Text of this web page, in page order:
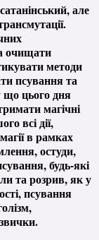
але
очищати
методи
псування та
що цього дня
магічні
всі дії,
в рамках
остуди,
будь-які
та розрив, як у
псування